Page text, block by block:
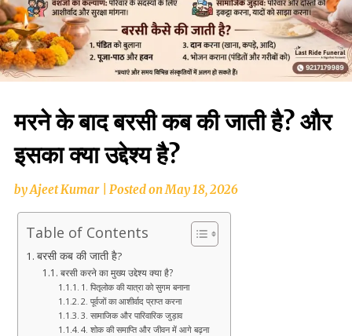
मरने के बाद बरसी कब की जाती है? और
इसका क्या उद्देश्य है?
byAjeet Kumar Posted onMay 18, 2026
Table of Contents
बरसी कब की जाती है?
बरसी करने का मुख्य उद्देश्य क्या है?
1. पितृलोक की यात्रा को सुगम बनाना
2. पूर्वजों का आशीर्वाद प्राप्त करना
3. सामाजिक और पारिवारिक जुड़ाव
4. शोक की समाप्ति और जीवन में आगे बढ़ना